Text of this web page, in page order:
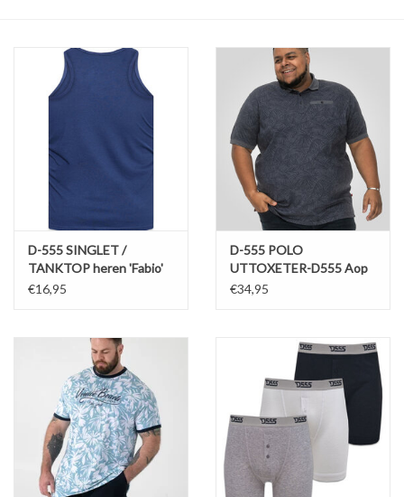
DENIM / SPIJKERGOED
FLEECES
TRUIEN / VESTEN
WERKKLEDING
Merken
D-555 SINGLET /
TANKTOP heren 'Fabio'
navy
€16,95
D-555 POLO
UTTOXETER-D555 Aop
Leaf Print korte mouw
€34,95